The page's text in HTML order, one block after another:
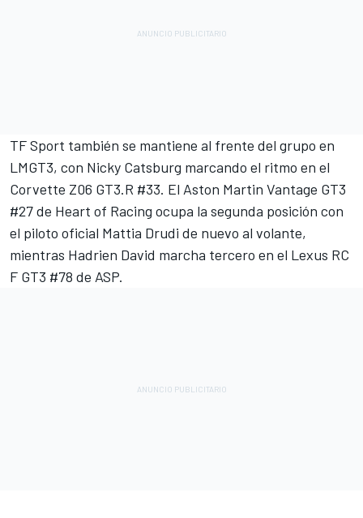
TF Sport también se mantiene al frente del grupo en
LMGT3, con Nicky Catsburg marcando el ritmo en el
Corvette Z06 GT3.R #33. El Aston Martin Vantage GT3
#27 de Heart of Racing ocupa la segunda posición con
el piloto oficial Mattia Drudi de nuevo al volante,
mientras Hadrien David marcha tercero en el Lexus RC
F GT3 #78 de ASP.